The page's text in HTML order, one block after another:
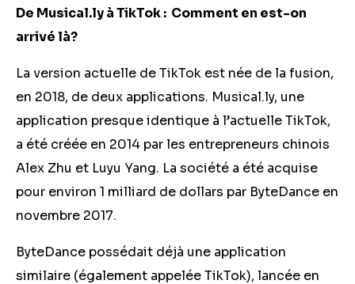
De Musical.ly à TikTok : Comment en est-on
arrivé là?
La version actuelle de TikTok est née de la fusion,
en 2018, de deux applications. Musical.ly, une
application presque identique à l’actuelle TikTok,
a été créée en 2014 par les entrepreneurs chinois
Alex Zhu et Luyu Yang. La société a été acquise
pour environ 1 milliard de dollars par ByteDance en
novembre 2017.
ByteDance possédait déjà une application
similaire (également appelée TikTok), lancée en